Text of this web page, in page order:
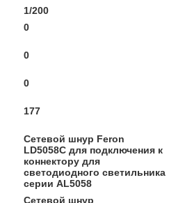
1/200
0
0
0
177
Сетевой шнур Feron
LD5058C для подключения к
коннектору для
светодиодного светильника
серии AL5058
Сетевой шнур